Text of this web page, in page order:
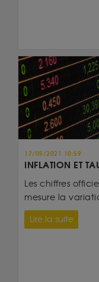
17/05/2021 10:59
INFLATION ET
Les chiffres
mesure la
Lire la suite